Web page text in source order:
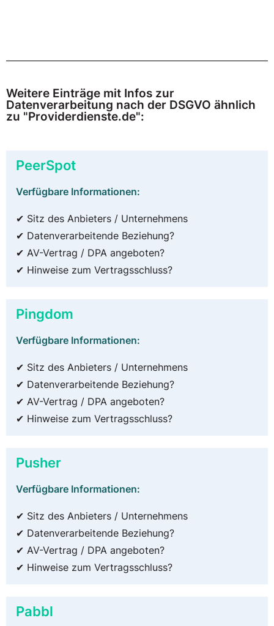
Weitere Einträge mit Infos zur
Datenverarbeitung nach der DSGVO ähnlich
zu "Providerdienste.de":
PeerSpot
Verfügbare Informationen:
✔ Sitz des Anbieters / Unternehmens
✔ Datenverarbeitende Beziehung?
✔ AV-Vertrag / DPA angeboten?
✔ Hinweise zum Vertragsschluss?
Pingdom
Verfügbare Informationen:
✔ Sitz des Anbieters / Unternehmens
✔ Datenverarbeitende Beziehung?
✔ AV-Vertrag / DPA angeboten?
✔ Hinweise zum Vertragsschluss?
Pusher
Verfügbare Informationen:
✔ Sitz des Anbieters / Unternehmens
✔ Datenverarbeitende Beziehung?
✔ AV-Vertrag / DPA angeboten?
✔ Hinweise zum Vertragsschluss?
Pabbl